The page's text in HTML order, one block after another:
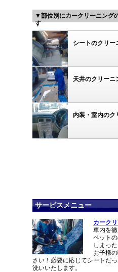
▼部位別にカークリーニング
す
シートのクリー
天井のクリーニ
内装・室内のク
サービスメニュー
カーク
車内を
ペット
しまっ
お子様
さい！必要に応じてシートだ
洗いいたします。